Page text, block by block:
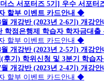
스 서포터즈 5기] 우수 서포터
할부 이벤트 카드안내 ◆
개강반 (2023년 2-6기) 개강안
학점은행제 학습자 학자금대출
할부 이벤트 카드안내 ◆
개강반 (2023년 2-5기) 개강안
후기) 학위신청 및 3분기 학습
개강반 (2023년 2-4기) 개강안
할부 이벤트 카드안내 ◆